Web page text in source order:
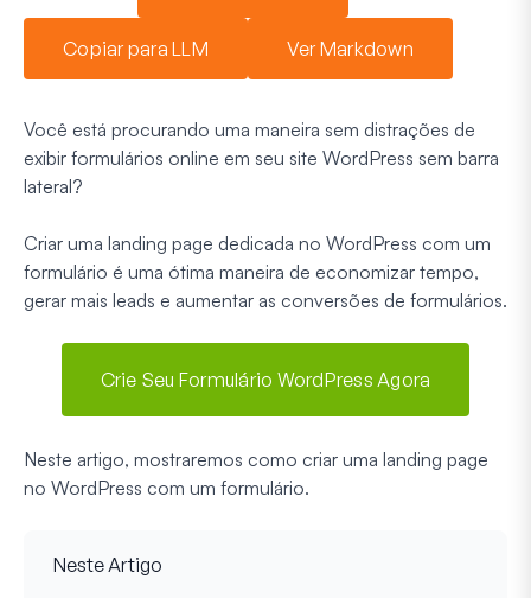
Copiar para LLM Ver Markdown
Você está procurando uma maneira sem distrações de
exibir formulários online em seu site WordPress sem barra
lateral?
Criar uma landing page dedicada no WordPress com um
formulário é uma ótima maneira de economizar tempo,
gerar mais leads e aumentar as conversões de formulários.
Crie Seu Formulário WordPress Agora
Neste artigo, mostraremos como criar uma landing page
no WordPress com um formulário.
Neste Artigo